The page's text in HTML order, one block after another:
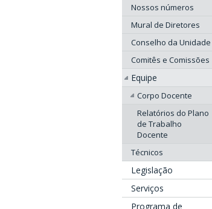
Nossos números
Mural de Diretores
Conselho da Unidade
Comitês e Comissões
Equipe
Corpo Docente
Relatórios do Plano
de Trabalho
Docente
Técnicos
Legislação
Serviços
Programa de